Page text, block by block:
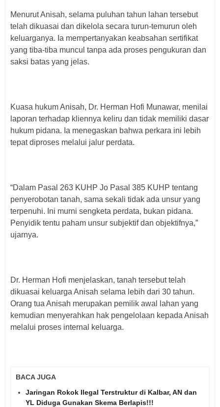
Menurut Anisah, selama puluhan tahun lahan tersebut
telah dikuasai dan dikelola secara turun-temurun oleh
keluarganya. Ia mempertanyakan keabsahan sertifikat
yang tiba-tiba muncul tanpa ada proses pengukuran dan
saksi batas yang jelas.
Kuasa hukum Anisah, Dr. Herman Hofi Munawar, menilai
laporan terhadap kliennya keliru dan tidak memiliki dasar
hukum pidana. Ia menegaskan bahwa perkara ini lebih
tepat diproses melalui jalur perdata.
“Dalam Pasal 263 KUHP Jo Pasal 385 KUHP tentang
penyerobotan tanah, sama sekali tidak ada unsur yang
terpenuhi. Ini murni sengketa perdata, bukan pidana.
Penyidik tentu paham unsur subjektif dan objektifnya,”
ujarnya.
Dr. Herman Hofi menjelaskan, tanah tersebut telah
dikuasai keluarga Anisah selama lebih dari 30 tahun.
Orang tua Anisah merupakan pemilik awal lahan yang
kemudian menyerahkan hak pengelolaan kepada Anisah
melalui proses internal keluarga.
BACA JUGA
Jaringan Rokok Ilegal Terstruktur di Kalbar, AN dan
YL Diduga Gunakan Skema Berlapis!!!